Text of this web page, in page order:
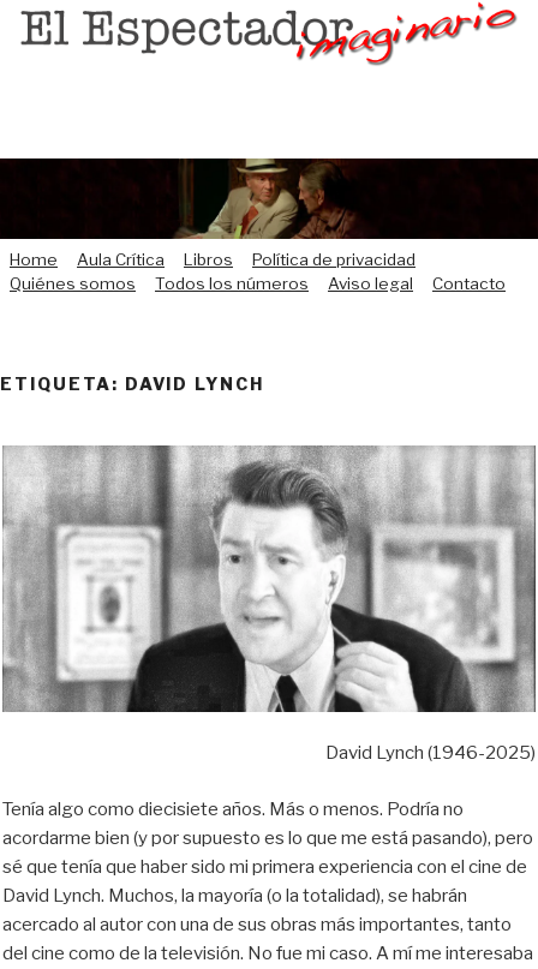
Saltar
Home Aula Crítica Libros
Política de privacidad
Quiénes somos
Todos los números Aviso legal Contacto
ETIQUETA: DAVID LYNCH
David Lynch (1946-2025)
Tenía algo como diecisiete años. Más o menos. Podría no
acordarme bien (y por supuesto es lo que me está pasando), pero
sé que tenía que haber sido mi primera experiencia con el cine de
David Lynch. Muchos, la mayoría (o la totalidad), se habrán
acercado al autor con una de sus obras más importantes, tanto
del cine como de la televisión. No fue mi caso. A mí me interesaba